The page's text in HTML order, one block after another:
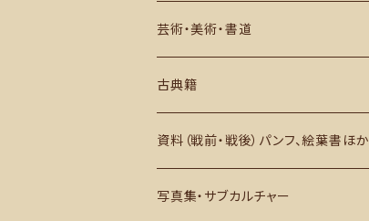
俳句・川柳・歌集など
西洋文学
アジアほか
研究・評論ほか
日本語学
英語学
その他
芸術・美術・書道
芸術史・評論・解説
美術・図録・画集・作品集
書道・中文書
古典籍
和本・写本ほか
古地図・1枚もの ほか
資料（戦前・戦後）パンフ、絵葉書ほか
日本国内
写真集・サブカルチャー